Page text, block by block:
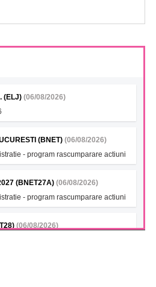
(ELJ) (06/08/2026)
(BNET) (06/08/2026)
- program rascumparare actiuni
(BNET27A) (06/08/2026)
- program rascumparare actiuni
(06/08/2026)